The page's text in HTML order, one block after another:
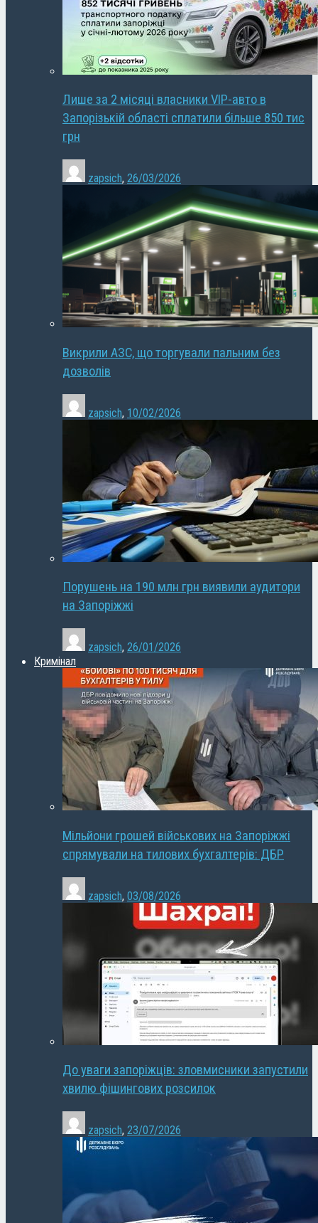
Лише за 2 місяці власники VIP-авто в
Запорізькій області сплатили більше 850 тис
грн
zapsich, 26/03/2026
Викрили АЗС, що торгували пальним без
дозволів
zapsich, 10/02/2026
Порушень на 190 млн грн виявили аудитори
на Запоріжжі
zapsich, 26/01/2026
Кримінал
Мільйони грошей військових на Запоріжжі
спрямували на тилових бухгалтерів: ДБР
zapsich, 03/08/2026
До уваги запоріжців: зловмисники запустили
хвилю фішингових розсилок
zapsich, 23/07/2026